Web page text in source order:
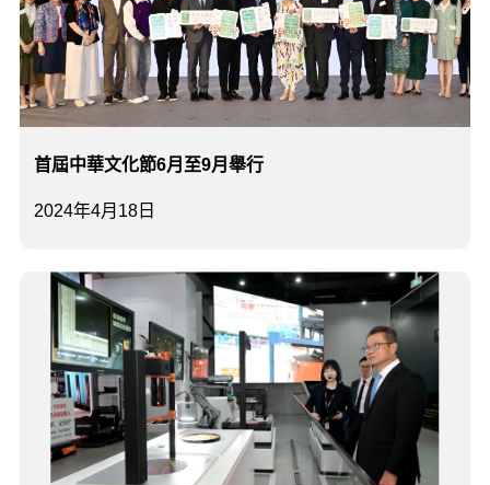
2024年4月18日
首屆中華文化節6月至9月舉行